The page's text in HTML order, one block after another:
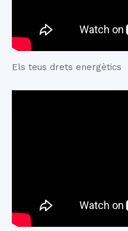
Els teus drets energètics